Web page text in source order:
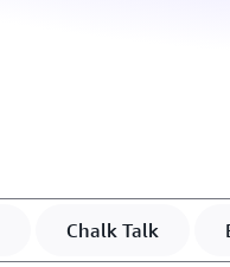
Chalk Talk